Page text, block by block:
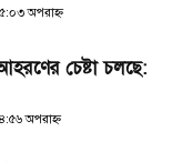
অপরাহ্ণ
চেষ্টা চলছে:
অপরাহ্ণ